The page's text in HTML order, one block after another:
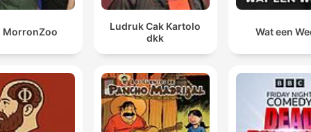
MorronZoo
Ludruk Cak Kartolo
dkk
Wat een